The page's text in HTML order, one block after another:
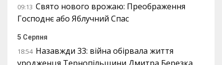
09:13 Свято нового врожаю: Преображення
Господнє або Яблучний Спас
5 Серпня
18:54 Назавжди 33: війна обірвала життя